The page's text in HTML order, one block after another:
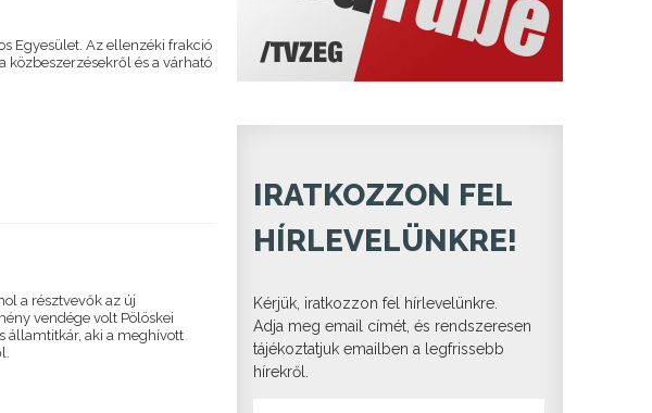
Egyesület. Az ellenzéki frakció
közbeszerzésekről és a várható
a résztvevők az új
vendége volt Pölöskei
államtitkár, aki a meghívott
IRATKOZZON FEL
HÍRLEVELÜNKRE!
Kérjük, iratkozzon fel hírlevelünkre.
Adja meg email címét, és rendszeresen
tájékoztatjuk emailben a legfrissebb
hírekről.